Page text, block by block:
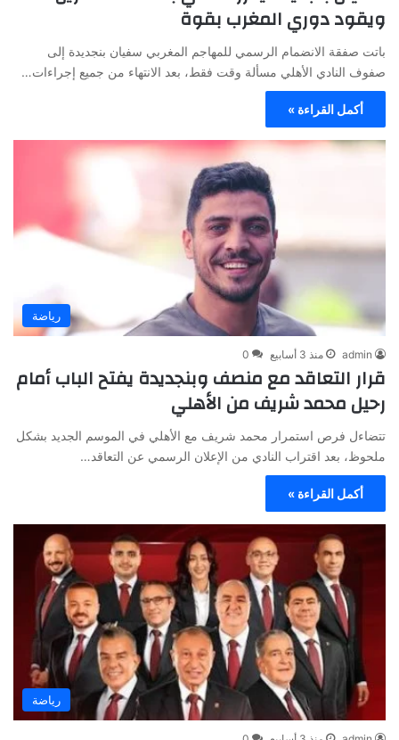
ويقود دوري المغرب بقوة
باتت صفقة الانضمام الرسمي للمهاجم المغربي سفيان بنجديدة إلى
صفوف النادي الأهلي مسألة وقت فقط، بعد الانتهاء من جميع إجراءات…
أكمل القراءة »
رياضة
admin منذ 3 أسابيع 0
قرار التعاقد مع منصف وبنجديدة يفتح الباب أمام
رحيل محمد شريف من الأهلي
تتضاءل فرص استمرار محمد شريف مع الأهلي في الموسم الجديد بشكل
ملحوظ، بعد اقتراب النادي من الإعلان الرسمي عن التعاقد…
أكمل القراءة »
رياضة